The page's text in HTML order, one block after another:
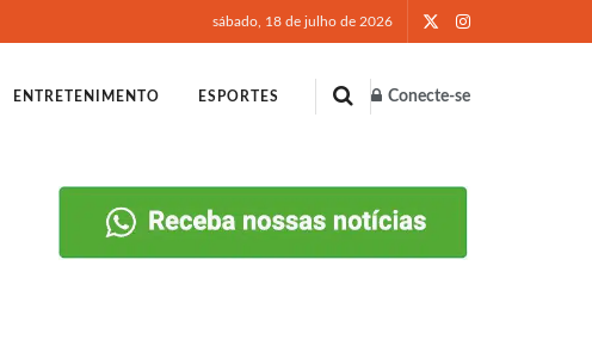
sábado, 18 de julho de 2026
ENTRETENIMENTO ESPORTES Conecte-se